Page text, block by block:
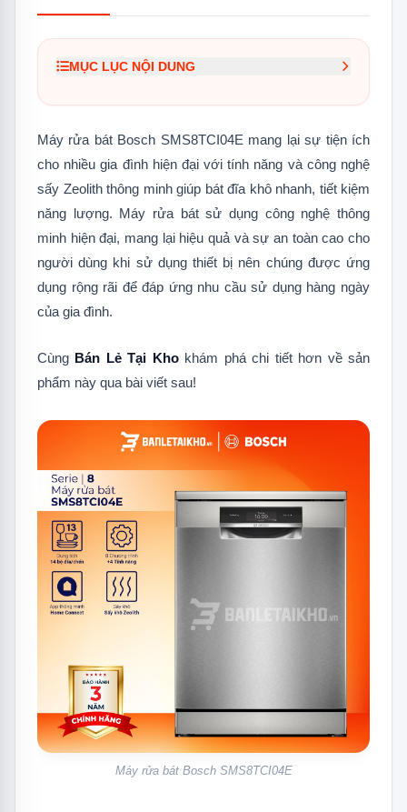
MỤC LỤC NỘI DUNG
minh
1.2
Công nghệ sấy khô hoàn hảo Perfect
1.3 Nút nhấn Favourite – Sử dụng chế
độ rửa yêu thích chỉ trong 1 nút bấm
1.4Ứng dụng Home Connect điều khiển
EfficientDry – Sấy hé cửa giúp bát
đĩa khô tự nhiên hơn
1.6ExtraDry – Sấy tăng cường giúp bát
đĩa khô hơn
1.7
Extra Clean Zone – Rửa chuyên sâu
dàn dưới, tăng áp lực giàn giữa
mạnh mẽ
1.8Tính năng Hygiene Plus – Diệt khuẩn
lên tới 99,99 %
1.9SpeedPerfect Plus – Giúp tiết kiệm
75% thời gian rửa
động máy rửa bát
1.11
Hệ thống Dosage Assistant – Hòa
tan chất tẩy rửa hiệu quả
Linh hoạt mọi vật dụng
Máy rửa bát Bosch SMS8TCI04E mang lại sự tiện ích
cho nhiều gia đình hiện đại với tính năng và công nghệ
sấy Zeolith thông minh giúp bát đĩa khô nhanh, tiết kiệm
năng lượng. Máy rửa bát sử dụng công nghệ thông
minh hiện đại, mang lại hiệu quả và sự an toàn cao cho
người dùng khi sử dụng thiết bị nên chúng được ứng
dụng rộng rãi để đáp ứng nhu cầu sử dụng hàng ngày
của gia đình.
Cùng Bán Lẻ Tại Khokhám phá chi tiết hơn về sản
phẩm này qua bài viết sau!
Máy rửa bát Bosch SMS8TCI04E